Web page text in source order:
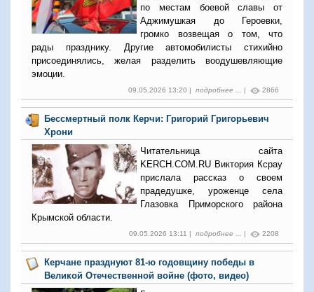
по местам боевой славы от
Аджимушкая до Героевки,
громко возвещая о том, что
рады празднику. Другие автомобилисты стихийно
присоединялись, желая разделить воодушевляющие
эмоции.
09.05.2026 13:20 | подробнее ... | 2866
Бессмертный полк Керчи: Григорий Григорьевич
Хрони
Читательница сайта
KERCH.COM.RU Виктория Ксрау
прислала рассказ о своем
прадедушке, уроженце села
Глазовка Приморского района
Крымской области.
09.05.2026 13:11 | подробнее ... | 2208
Керчане празднуют 81-ю годовщину победы в
Великой Отечественной войне (фото, видео)